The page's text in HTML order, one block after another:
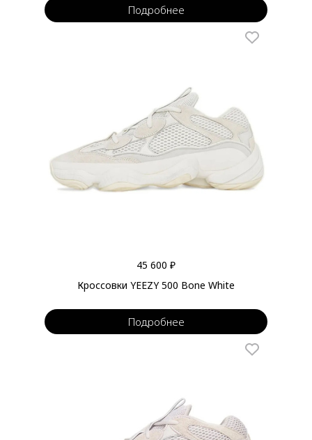
Подробнее
45 600 ₽
Кроссовки YEEZY 500 Bone White
Подробнее